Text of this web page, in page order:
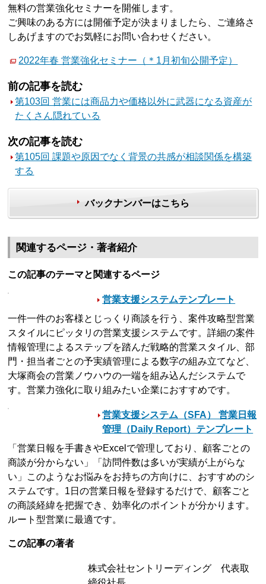
無料の営業強化セミナーを開催します。
ご興味のある方には開催予定が決まりましたら、ご連絡さ
しあげますのでお気軽にお問い合わせください。
2022年春 営業強化セミナー（＊1月初旬公開予定）
前の記事を読む
第103回 営業には商品力や価格以外に武器になる資産が
たくさん隠れている
次の記事を読む
第105回 課題や原因でなく背景の共感が相談関係を構築
する
バックナンバーはこちら
関連するページ・著者紹介
この記事のテーマと関連するページ
営業支援システムテンプレート
一件一件のお客様とじっくり商談を行う、案件攻略型営業
スタイルにピッタリの営業支援システムです。詳細の案件
情報管理によるステップを踏んだ戦略的営業スタイル、部
門・担当者ごとの予実績管理による数字の組み立てなど、
大塚商会の営業ノウハウの一端を組み込んだシステムで
す。営業力強化に取り組みたい企業におすすめです。
営業支援システム（SFA） 営業日報
管理（Daily Report）テンプレート
「営業日報を手書きやExcelで管理しており、顧客ごとの
商談が分からない」「訪問件数は多いが実績が上がらな
い」このようなお悩みをお持ちの方向けに、おすすめのシ
ステムです。1日の営業日報を登録するだけで、顧客ごと
の商談経緯を把握でき、効率化のポイントが分かります。
ルート型営業に最適です。
この記事の著者
株式会社セントリーディング 代表取